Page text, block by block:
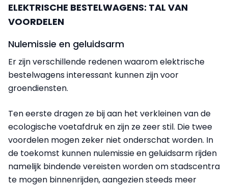
ELEKTRISCHE BESTELWAGENS: TAL VAN
VOORDELEN
Nulemissie en geluidsarm
Er zijn verschillende redenen waarom elektrische
bestelwagens interessant kunnen zijn voor
groendiensten.
Ten eerste dragen ze bij aan het verkleinen van de
ecologische voetafdruk en zijn ze zeer stil. Die twee
voordelen mogen zeker niet onderschat worden. In
de toekomst kunnen nulemissie en geluidsarm rijden
namelijk bindende vereisten worden om stadscentra
te mogen binnenrijden, aangezien steeds meer